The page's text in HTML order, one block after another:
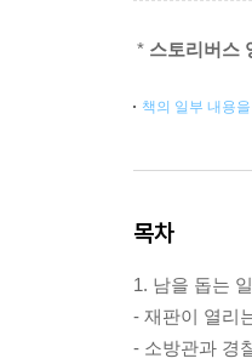
* 스토리버스
책의 일부 내용
목차
1. 남을 돕는
- 재판이 열리
- 소방관과 경